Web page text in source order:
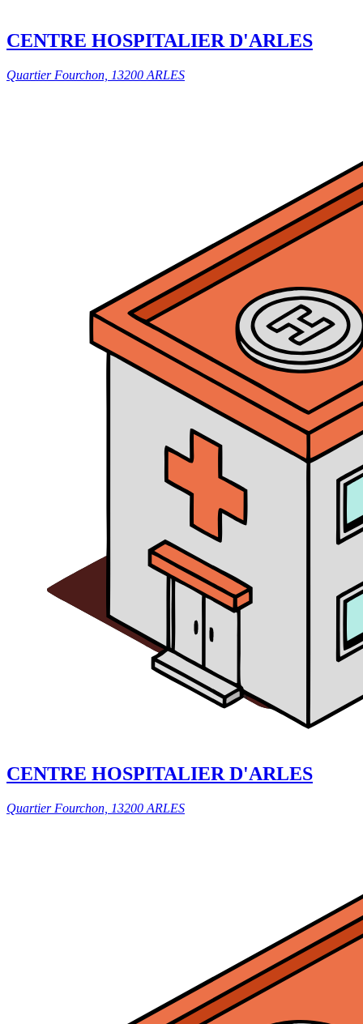
CENTRE HOSPITALIER D'ARLES
Quartier Fourchon, 13200 ARLES
CENTRE HOSPITALIER D'ARLES
Quartier Fourchon, 13200 ARLES